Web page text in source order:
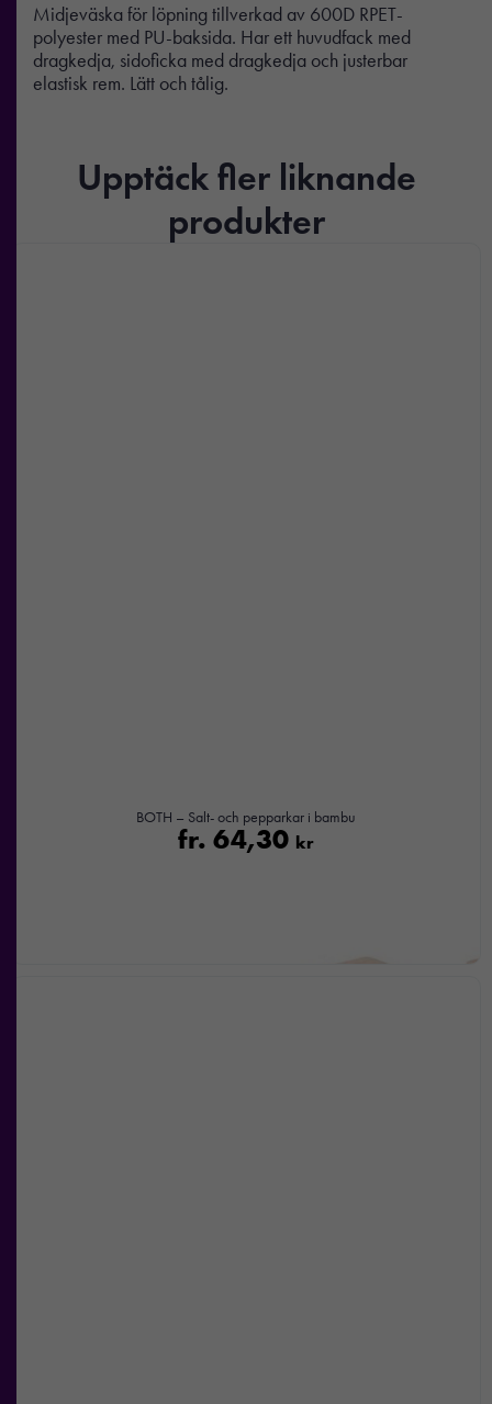
Midjeväska för löpning tillverkad av 600D RPET-
polyester med PU-baksida. Har ett huvudfack med
dragkedja, sidoficka med dragkedja och justerbar
elastisk rem. Lätt och tålig.
Upptäck fler liknande
produkter
BOTH – Salt- och pepparkar i bambu
fr. 64,30 kr